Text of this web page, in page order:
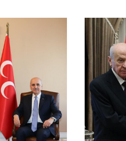
və iqtisadi
mesajlar
edərək
gözlənilir.